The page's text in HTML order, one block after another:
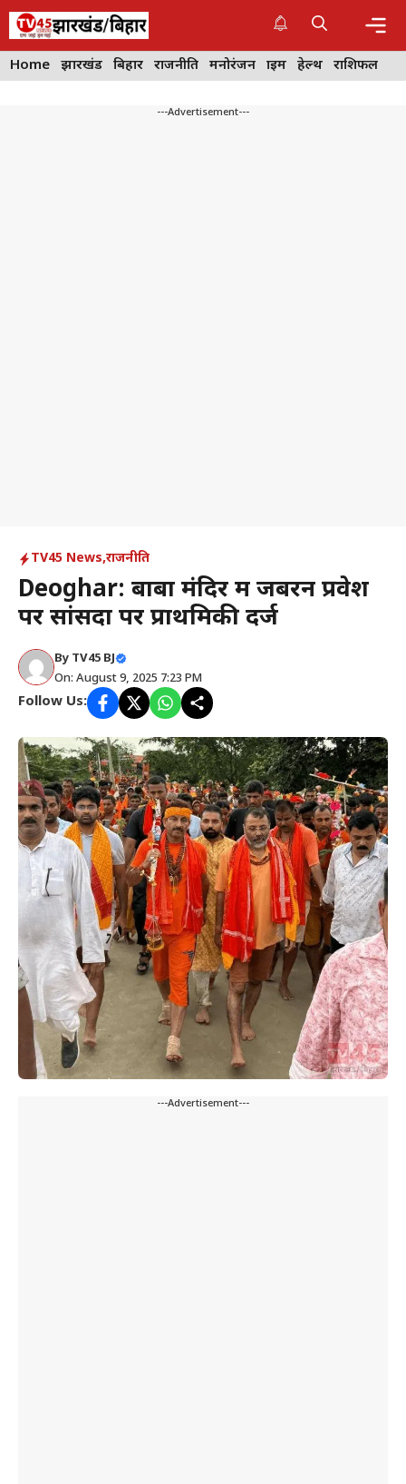
Skip
content
Home झारखंड बिहार राजनीति मनोरंजन क्राइम हेल्थ राशिफल
---Advertisement---
TV45 News,राजनीति
Deoghar: बाबा मंदिर में जबरन प्रवेश
पर सांसदों पर प्राथमिकी दर्ज
By TV45 BJ
On: August 9, 2025 7:23 PM
Follow Us:
---Advertisement---